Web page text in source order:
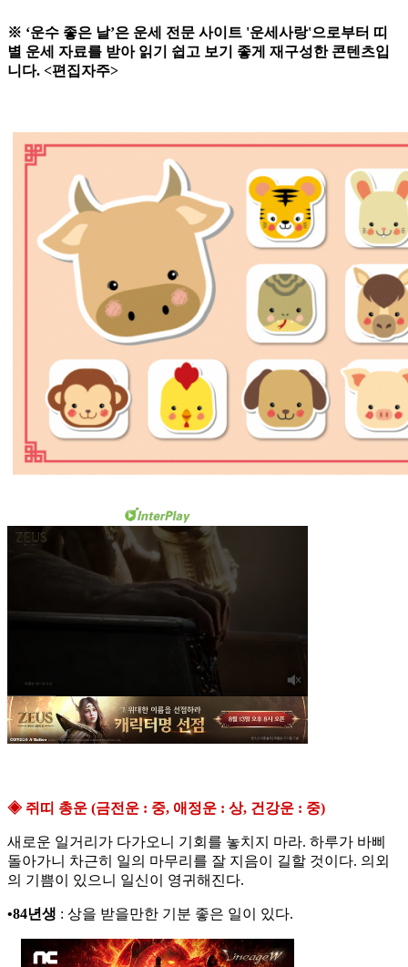
※ ‘운수 좋은 날’은 운세 전문 사이트 '운세사랑'으로부터 띠
별 운세 자료를 받아 읽기 쉽고 보기 좋게 재구성한 콘텐츠입
니다. <편집자주>
◈ 쥐띠 총운 (금전운 : 중, 애정운 : 상, 건강운 : 중)
새로운 일거리가 다가오니 기회를 놓치지 마라. 하루가 바삐
돌아가니 차근히 일의 마무리를 잘 지음이 길할 것이다. 의외
의 기쁨이 있으니 일신이 영귀해진다.
•84년생 : 상을 받을만한 기분 좋은 일이 있다.